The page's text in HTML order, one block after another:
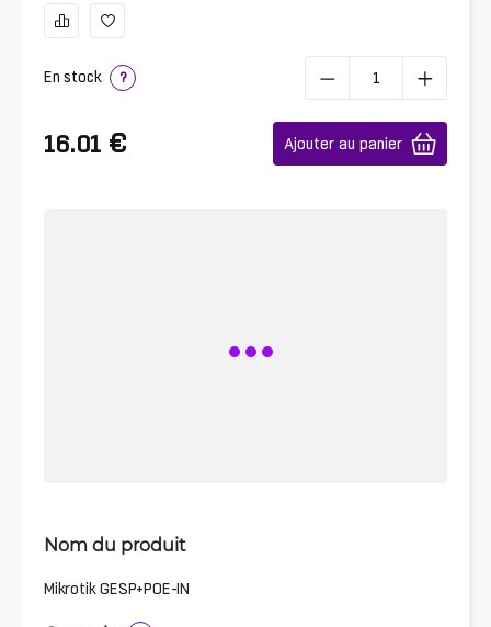
En stock ?
16.01 € Ajouter au panier
Nom du produit
Mikrotik GESP+POE-IN